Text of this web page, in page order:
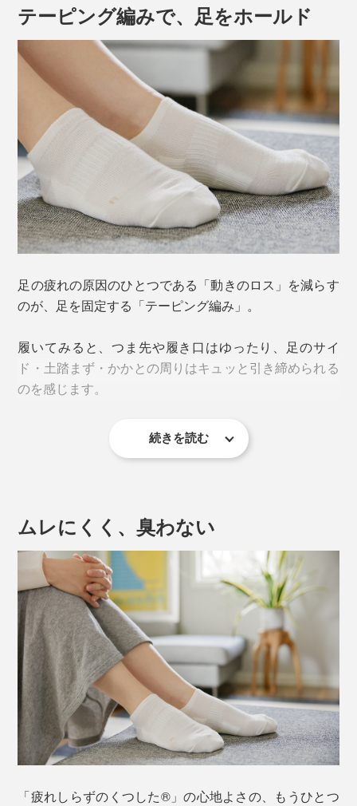
化することで、動きのロスがなくなりますが、普通の靴
下にそこまでの機能はありません。
この２大原因を解決したのが、靴下の街、奈良・大和高
田市の老舗靴下メーカー「西垣靴下」。
履くだけで足をキュッとサポートし、「ベタ足になる→
ップ。「靴・靴下・足」を一体化して、動きのロスを軽
減し、疲れにくさを実現しました。
には、令和2年度近畿経済産業局長賞を衣料品として初
めて受賞、おもてなしセレクション金賞も受賞していま
す。
一般的に、靴下の衝撃緩和に用いられるのはループ状の
「パイル編み」ですが、硬い安全靴には強度とサポート
力が足りず、独自に開発されたのが、この「特殊クッシ
ョン編み」。
耐久性は10倍！（当社比）
足当たりが良く、滑らず、擦り切れにくい構造で、特許
テーピング編みで、足をホールド
足の疲れの原因のひとつである「動きのロス」を減らす
のが、足を固定する「テーピング編み」。
履いてみると、つま先や履き口はゆったり、足のサイ
ド・土踏まず・かかとの周りはキュッと引き締められる
のを感じます。
伸縮性の異なる複数の編み地を組み合わせることで、テ
スニーカーソックスには、靴の中で脱げてしまうストレ
スがつきものですが、本品は大丈夫。かかとにもWのテ
ーピング技術（※）を用いて、足と靴下を固定し、短くて
も脱げにくい構造で安定した姿勢をキープできます。
※Wヒールロック（特許番号7482169）
続きを読む
ムレにくく、臭わない
「疲れしらずのくつした®」の心地よさの、もうひとつ